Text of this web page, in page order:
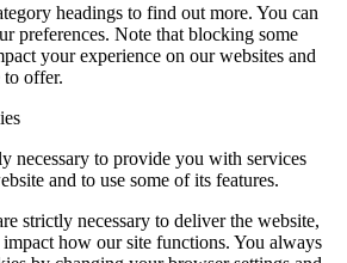
headings to find out more. You can
preferences. Note that blocking some
your experience on our websites and
to offer.
necessary to provide you with services
and to use some of its features.
strictly necessary to deliver the website,
how our site functions. You always